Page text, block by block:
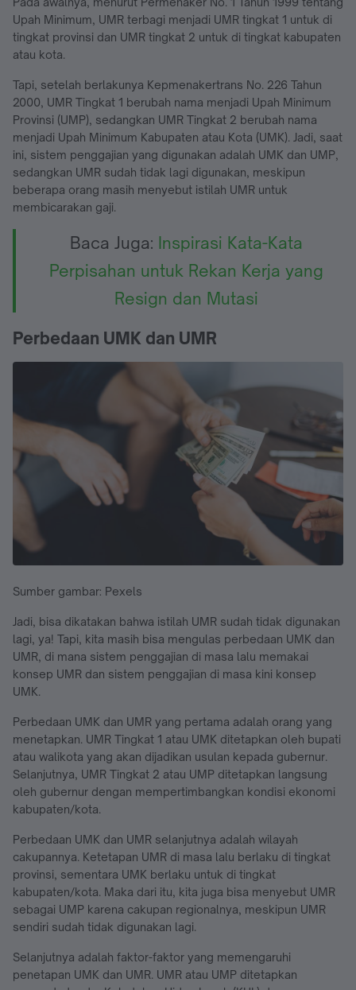
Upah Minimum, UMR terbagi menjadi UMR tingkat 1 untuk di
tingkat provinsi dan UMR tingkat 2 untuk di tingkat kabupaten
atau kota.
Tapi, setelah berlakunya Kepmenakertrans No. 226 Tahun
2000, UMR Tingkat 1 berubah nama menjadi Upah Minimum
Provinsi (UMP), sedangkan UMR Tingkat 2 berubah nama
menjadi Upah Minimum Kabupaten atau Kota (UMK). Jadi, saat
ini, sistem penggajian yang digunakan adalah UMK dan UMP,
sedangkan UMR sudah tidak lagi digunakan, meskipun
beberapa orang masih menyebut istilah UMR untuk
membicarakan gaji.
Baca Juga: Inspirasi Kata-Kata
Perpisahan untuk Rekan Kerja yang
Resign dan Mutasi
Perbedaan UMK dan UMR
Sumber gambar: Pexels
Jadi, bisa dikatakan bahwa istilah UMR sudah tidak digunakan
lagi, ya! Tapi, kita masih bisa mengulas perbedaan UMK dan
UMR, di mana sistem penggajian di masa lalu memakai
konsep UMR dan sistem penggajian di masa kini konsep
UMK.
Perbedaan UMK dan UMR yang pertama adalah orang yang
menetapkan. UMR Tingkat 1 atau UMK ditetapkan oleh bupati
atau walikota yang akan dijadikan usulan kepada gubernur.
Selanjutnya, UMR Tingkat 2 atau UMP ditetapkan langsung
oleh gubernur dengan mempertimbangkan kondisi ekonomi
kabupaten/kota.
Perbedaan UMK dan UMR selanjutnya adalah wilayah
cakupannya. Ketetapan UMR di masa lalu berlaku di tingkat
provinsi, sementara UMK berlaku untuk di tingkat
kabupaten/kota. Maka dari itu, kita juga bisa menyebut UMR
sebagai UMP karena cakupan regionalnya, meskipun UMR
sendiri sudah tidak digunakan lagi.
Selanjutnya adalah faktor-faktor yang memengaruhi
penetapan UMK dan UMR. UMR atau UMP ditetapkan